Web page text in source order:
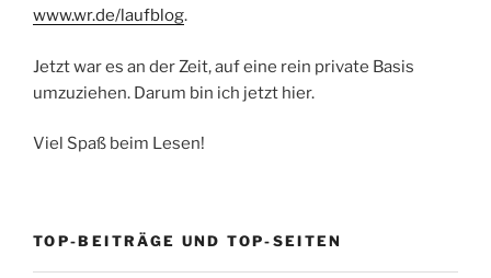
www.wr.de/laufblog.
Jetzt war es an der Zeit, auf eine rein private Basis
umzuziehen. Darum bin ich jetzt hier.
Viel Spaß beim Lesen!
TOP-BEITRÄGE UND TOP-SEITEN